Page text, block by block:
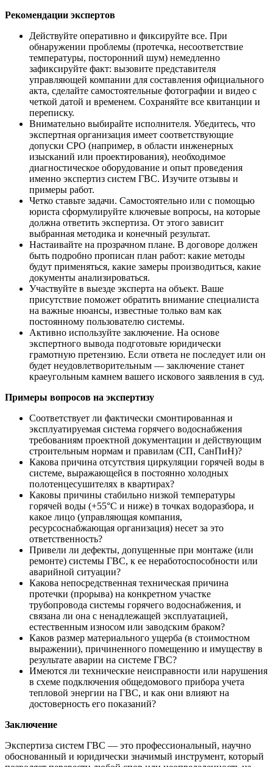
Рекомендации экспертов
Действуйте оперативно и фиксируйте все. При
обнаружении проблемы (протечка, несоответствие
температуры, посторонний шум) немедленно
зафиксируйте факт: вызовите представителя
управляющей компании для составления официального
акта, сделайте самостоятельные фотографии и видео с
четкой датой и временем. Сохраняйте все квитанции и
переписку.
Внимательно выбирайте исполнителя. Убедитесь, что
экспертная организация имеет соответствующие
допуски СРО (например, в области инженерных
изысканий или проектирования), необходимое
диагностическое оборудование и опыт проведения
именно экспертиз систем ГВС. Изучите отзывы и
примеры работ.
Четко ставьте задачи. Самостоятельно или с помощью
юриста сформулируйте ключевые вопросы, на которые
должна ответить экспертиза. От этого зависит
выбранная методика и конечный результат.
Настаивайте на прозрачном плане. В договоре должен
быть подробно прописан план работ: какие методы
будут применяться, какие замеры производиться, какие
документы анализироваться.
Участвуйте в выезде эксперта на объект. Ваше
присутствие поможет обратить внимание специалиста
на важные нюансы, известные только вам как
постоянному пользователю системы.
Активно используйте заключение. На основе
экспертного вывода подготовьте юридически
грамотную претензию. Если ответа не последует или он
будет неудовлетворительным — заключение станет
краеугольным камнем вашего искового заявления в суд.
Примеры вопросов на экспертизу
Соответствует ли фактически смонтированная и
эксплуатируемая система горячего водоснабжения
требованиям проектной документации и действующим
строительным нормам и правилам (СП, СанПиН)?
Какова причина отсутствия циркуляции горячей воды в
системе, выражающейся в постоянно холодных
полотенцесушителях в квартирах?
Каковы причины стабильно низкой температуры
горячей воды (+55°C и ниже) в точках водоразбора, и
какое лицо (управляющая компания,
ресурсоснабжающая организация) несет за это
ответственность?
Привели ли дефекты, допущенные при монтаже (или
ремонте) системы ГВС, к ее неработоспособности или
аварийной ситуации?
Какова непосредственная техническая причина
протечки (прорыва) на конкретном участке
трубопровода системы горячего водоснабжения, и
связана ли она с ненадлежащей эксплуатацией,
естественным износом или заводским браком?
Каков размер материального ущерба (в стоимостном
выражении), причиненного помещению и имуществу в
результате аварии на системе ГВС?
Имеются ли технические неисправности или нарушения
в схеме подключения общедомового прибора учета
тепловой энергии на ГВС, и как они влияют на
достоверность его показаний?
Заключение
Экспертиза систем ГВС — это профессиональный, научно
обоснованный и юридически значимый инструмент, который